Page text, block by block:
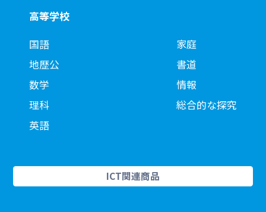
高等学校
国語
地歴公
数学
理科
英語
家庭
書道
情報
総合的な探究
ICT関連商品